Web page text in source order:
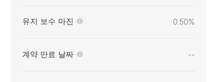
유지 보수 마진 0.50%
계약 만료 날짜 --